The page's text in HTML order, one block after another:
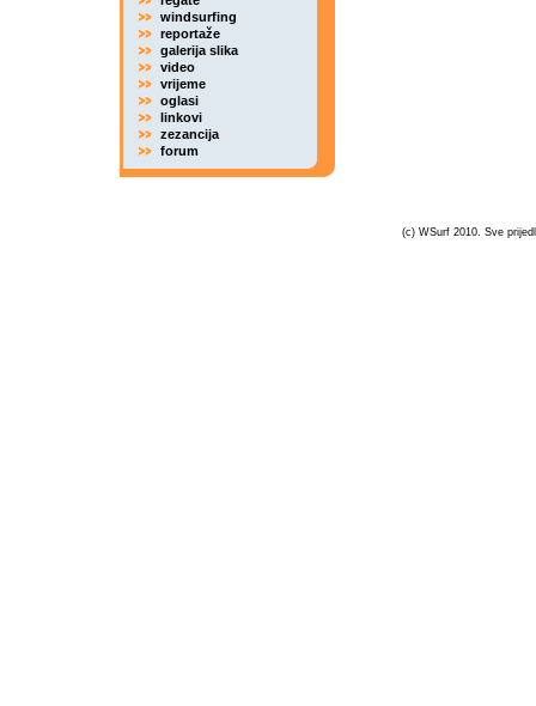
windsurfing
reportaže
galerija slika
video
vrijeme
oglasi
linkovi
zezancija
forum
(c) WSurf 2010. Sve